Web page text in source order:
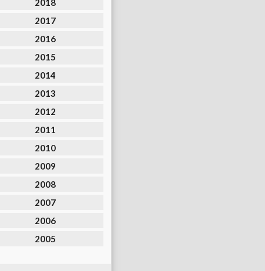
2018
2017
2016
2015
2014
2013
2012
2011
2010
2009
2008
2007
2006
2005